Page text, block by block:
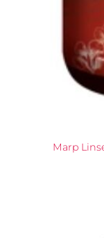
Marp